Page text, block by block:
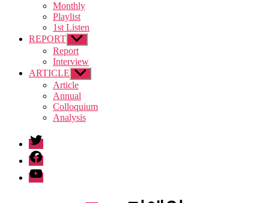
Monthly
Playlist
1st Listen
REPORT Show
sub
menu
Report
Interview
ARTICLE Show
sub
menu
Article
Annual
Colloquium
Analysis
twitter
facebook
Youtube